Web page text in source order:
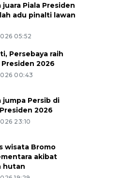
juara Piala Presiden
adu pinalti lawan
05:52
Persebaya raih
Presiden 2026
00:43
jumpa Persib di
2026
23:10
wisata Bromo
akibat
hutan